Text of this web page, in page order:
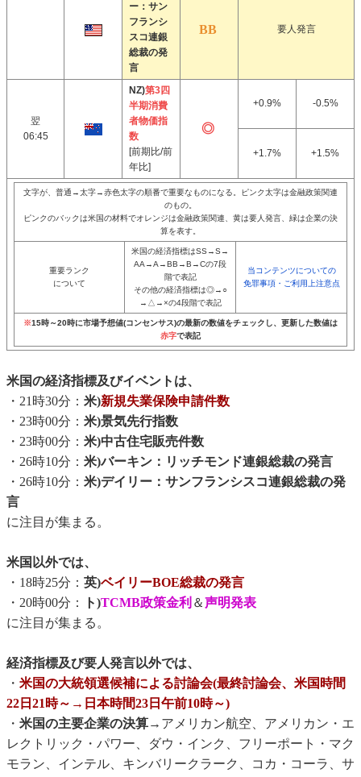
ー：サン
フランシ
スコ連銀
総裁の発
言
要人発言
翌
06:45
NZ)第3四
半期消費
者物価指
数
[前期比/前
年比]
+0.9% -0.5%
+1.7% +1.5%
文字が、普通→太字→赤色太字の順番で重要なものになる。ピンク太字は金融政策関連
のもの。
ピンクのバックは米国の材料でオレンジは金融政策関連、黄は要人発言、緑は企業の決
算を表す。
重要ランク
について
米国の経済指標はSS→S→
AA→A→BB→B→Cの7段
階で表記
その他の経済指標は◎→○
→△→×の4段階で表記
当コンテンツについての
免罪事項・ご利用上注意点
※15時～20時に市場予想値(コンセンサス)の最新の数値をチェックし、更新した数値は
赤字で表記
米国の経済指標及びイベントは、
・21時30分： 米)新規失業保険申請件数
・23時00分： 米)景気先行指数
・23時00分： 米)中古住宅販売件数
・26時10分： 米)バーキン：リッチモンド連銀総裁の発言
・26時10分： 米)デイリー：サンフランシスコ連銀総裁の発
言
に注目が集まる。
米国以外では、
・18時25分： 英)ベイリーBOE総裁の発言
・20時00分：
ト)TCMB政策金利 ＆声明発表
に注目が集まる。
経済指標及び要人発言以外では、
・ 米国の大統領選候補による討論会(最終討論会、米国時間
22日21時～→日本時間23日午前10時～)
・ 米国の主要企業の決算→ アメリカン航空、アメリカン・エ
レクトリック・パワー、ダウ・インク、フリーポート・マク
モラン、インテル、キンバリークラーク、コカ・コーラ、サ